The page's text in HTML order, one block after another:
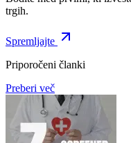
trgih.
Spremljajte
Priporočeni članki
Preberi več